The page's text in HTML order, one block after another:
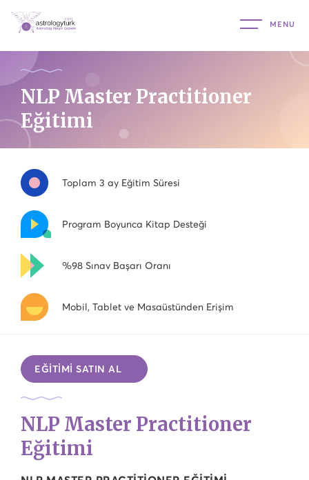
NLP Master Practitioner
Eğitimi
Toplam 3 ay Eğitim Süresi
Program Boyunca Kitap Desteği
%98 Sınav Başarı Oranı
Mobil, Tablet ve Masaüstünden Erişim
EĞİTİMİ SATIN AL
NLP Master Practitioner
Eğitimi